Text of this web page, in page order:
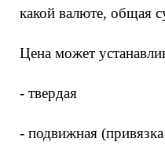
какой валюте, общая
Цена может
- твердая
- подвижная